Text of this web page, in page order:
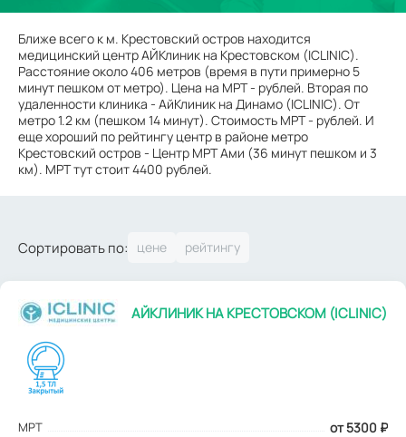
Ближе всего к м. Крестовский остров находится
медицинский центр АЙКлиник на Крестовском (ICLINIC).
Расстояние около 406 метров (время в пути примерно 5
минут пешком от метро). Цена на МРТ - рублей. Вторая по
удаленности клиника - АйКлиник на Динамо (ICLINIC). От
метро 1.2 км (пешком 14 минут). Стоимость МРТ - рублей. И
еще хороший по рейтингу центр в районе метро
Крестовский остров - Центр МРТ Ами (36 минут пешком и 3
км). МРТ тут стоит 4400 рублей.
Сортировать по:
АЙКЛИНИК НА КРЕСТОВСКОМ (ICLINIC)
МРТ от 5300 ₽